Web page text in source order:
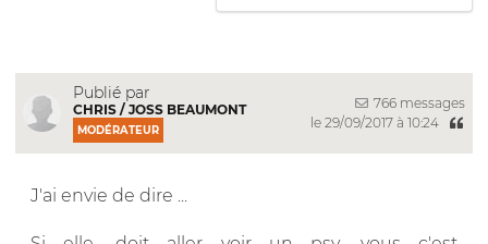
Publié par
CHRIS / JOSS BEAUMONT
MODÉRATEUR
766 messages
le 29/09/2017 à 10:24
J'ai envie de dire ...